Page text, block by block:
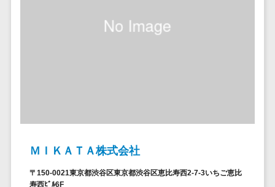
健康診断システム>
診療予約システム>
歯科向け電子カルテ>
Web会議シス
電子証明書サ
データセンタ
ー
ＭＩＫＡＴＡ株式会社
〒150-0021東京都渋谷区東京都渋谷区恵比寿西2-7-3いちご恵比
寿西ﾋﾞﾙ6F